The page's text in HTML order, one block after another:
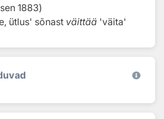
1883)
ütlus' sõnast väittää 'väita'